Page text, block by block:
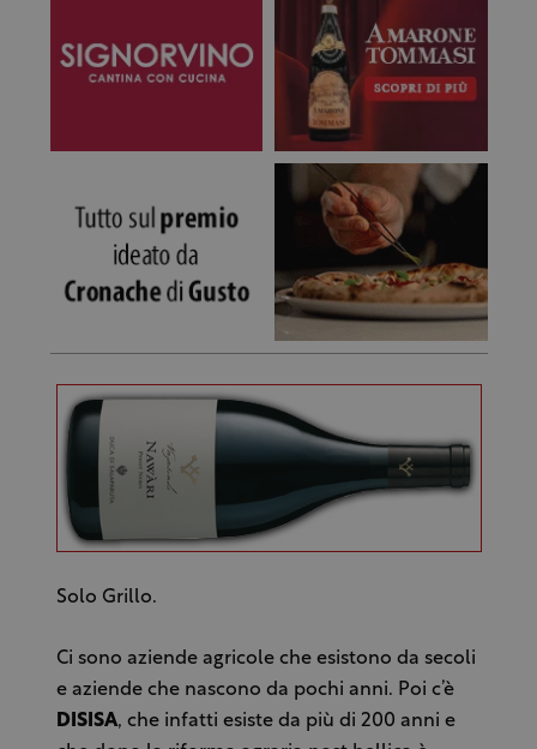
Solo Grillo.
Ci sono aziende agricole che esistono da secoli
e aziende che nascono da pochi anni. Poi c’è
DISISA, che infatti esiste da più di 200 anni e